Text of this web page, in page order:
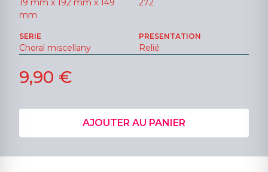
19 mm x 192 mm x 149
mm
272
SERIE
Choral miscellany
PRESENTATION
Relié
9,90 €
AJOUTER AU PANIER